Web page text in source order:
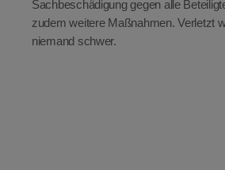
Sachbeschädigung gegen alle
zudem weitere Maßnahmen. Verletzt
niemand schwer.